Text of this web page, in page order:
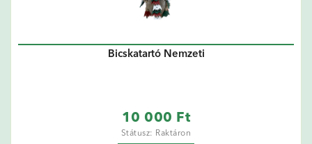
Bicskatartó Nemzeti
10 000 Ft
Státusz: Raktáron